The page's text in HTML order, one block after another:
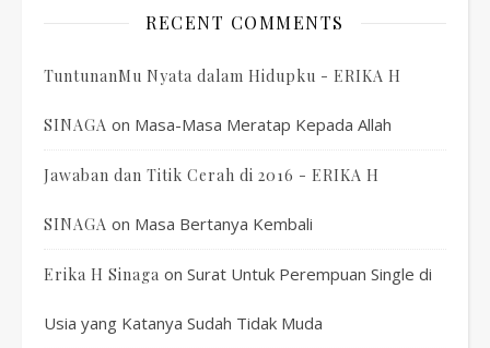
RECENT COMMENTS
TuntunanMu Nyata dalam Hidupku - ERIKA H
SINAGA on Masa-Masa Meratap Kepada Allah
Jawaban dan Titik Cerah di 2016 - ERIKA H
SINAGA on Masa Bertanya Kembali
Erika H Sinaga on Surat Untuk Perempuan Single di
Usia yang Katanya Sudah Tidak Muda